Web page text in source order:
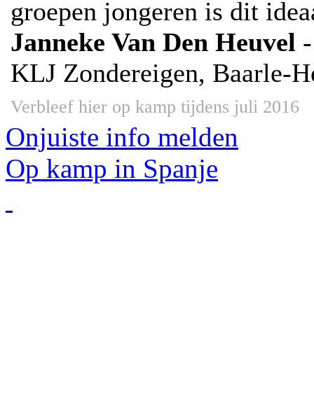
groepen jongeren is dit
Janneke Van Den Heuvel
KLJ Zondereigen, Baarle-
Verbleef hier op kamp tijdens juli 2016
Onjuiste info melden
Op kamp in Spanje